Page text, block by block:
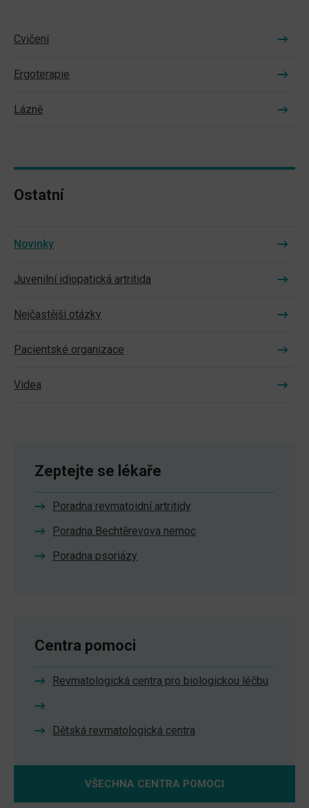
Cvičení
Ergoterapie
Lázně
Ostatní
Novinky
Juvenilní idiopatická artritida
Nejčastější otázky
Pacientské organizace
Videa
Zeptejte se lékaře
Poradna revmatoidní artritidy
Poradna Bechtěrevova nemoc
Poradna psoriázy
Centra pomoci
Revmatologická centra pro biologickou léčbu
Dětská revmatologická centra
VŠECHNA CENTRA POMOCI